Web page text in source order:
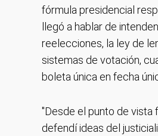
fórmula presidencial
llegó a hablar de
reelecciones, la ley de
sistemas de votación,
boleta única en fecha
"Desde el punto de vista
defendí ideas del